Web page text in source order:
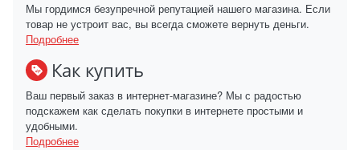
Мы гордимся безупречной репутацией нашего магазина. Если
товар не устроит вас, вы всегда сможете вернуть деньги.
Подробнее
Как купить
Ваш первый заказ в интернет-магазине? Мы с радостью
подскажем как сделать покупки в интернете простыми и
удобными.
Подробнее